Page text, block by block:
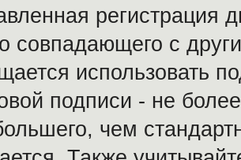
регистрация
совпадающего с
использовать
подписи - не
чем